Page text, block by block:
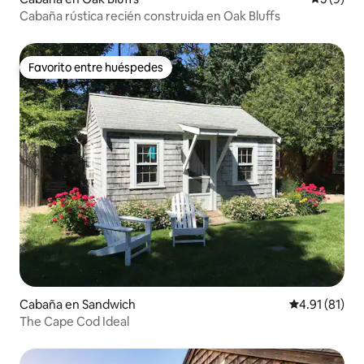
Cabaña rústica recién construida en Oak Bluffs
Favorito entre huéspedes
Favorito entre huéspedes
Cabaña en Sandwich Calificación
4.91 (81)
The Cape Cod Ideal